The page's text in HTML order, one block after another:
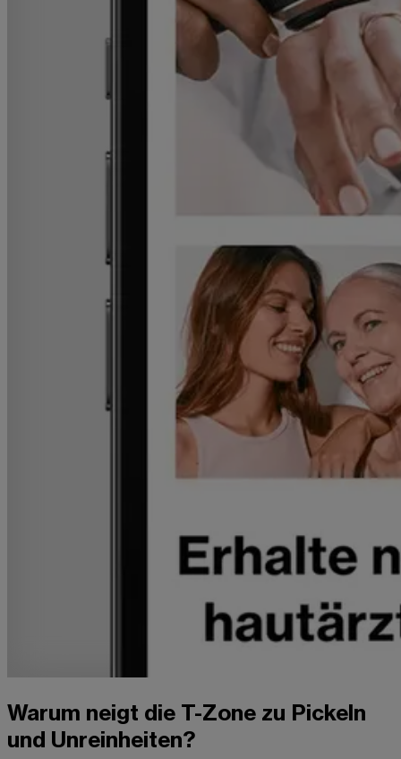
Warum neigt die T-Zone zu Pickeln
und Unreinheiten?